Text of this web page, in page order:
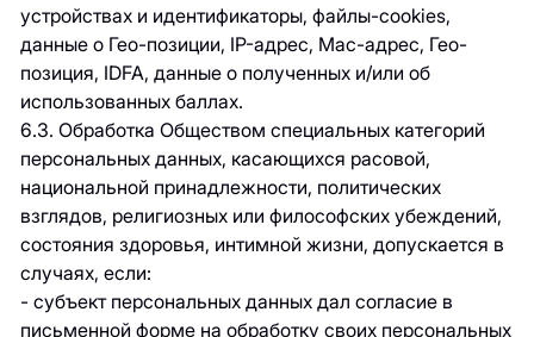
устройствах и идентификаторы, файлы-cookies,
данные о Гео-позиции, IP-адрес, Mac-адрес, Гео-
позиция, IDFA, данные о полученных и/или об
использованных баллах.
6.3. Обработка Обществом специальных категорий
персональных данных, касающихся расовой,
национальной принадлежности, политических
взглядов, религиозных или философских убеждений,
состояния здоровья, интимной жизни, допускается в
случаях, если:
- субъект персональных данных дал согласие в
письменной форме на обработку своих персональных